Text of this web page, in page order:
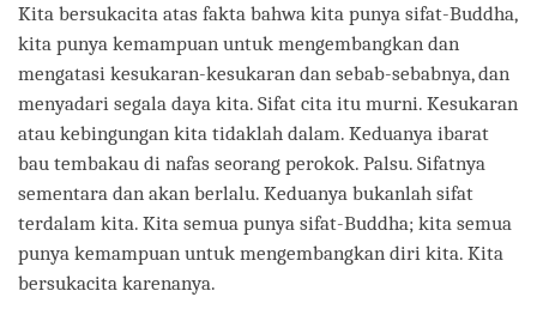
Kita bersukacita atas fakta bahwa kita punya sifat-Buddha,
kita punya kemampuan untuk mengembangkan dan
mengatasi kesukaran-kesukaran dan sebab-sebabnya, dan
menyadari segala daya kita. Sifat cita itu murni. Kesukaran
atau kebingungan kita tidaklah dalam. Keduanya ibarat
bau tembakau di nafas seorang perokok. Palsu. Sifatnya
sementara dan akan berlalu. Keduanya bukanlah sifat
terdalam kita. Kita semua punya sifat-Buddha; kita semua
punya kemampuan untuk mengembangkan diri kita. Kita
bersukacita karenanya.